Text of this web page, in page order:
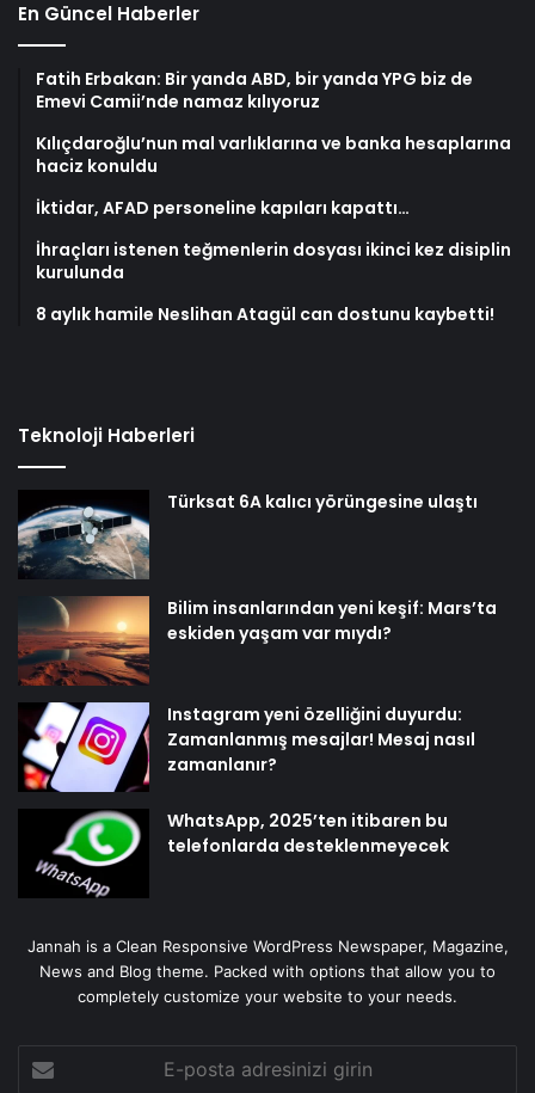
En Güncel Haberler
Fatih Erbakan: Bir yanda ABD, bir yanda YPG biz de
Emevi Camii’nde namaz kılıyoruz
Kılıçdaroğlu’nun mal varlıklarına ve banka hesaplarına
haciz konuldu
İktidar, AFAD personeline kapıları kapattı…
İhraçları istenen teğmenlerin dosyası ikinci kez disiplin
kurulunda
8 aylık hamile Neslihan Atagül can dostunu kaybetti!
Teknoloji Haberleri
Türksat 6A kalıcı yörüngesine ulaştı
Bilim insanlarından yeni keşif: Mars’ta
eskiden yaşam var mıydı?
Instagram yeni özelliğini duyurdu:
Zamanlanmış mesajlar! Mesaj nasıl
zamanlanır?
WhatsApp, 2025’ten itibaren bu
telefonlarda desteklenmeyecek
Jannah is a Clean Responsive WordPress Newspaper, Magazine,
News and Blog theme. Packed with options that allow you to
completely customize your website to your needs.
posta